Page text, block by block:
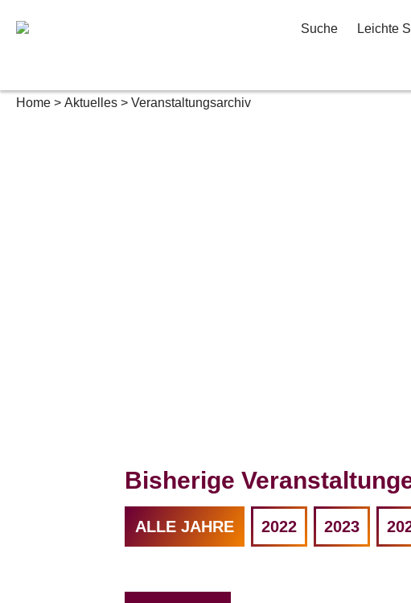
Suche Leichte
Home Aktuelles Veranstaltungsarchiv
Bisherige
ALLE JAHRE 2022 2023